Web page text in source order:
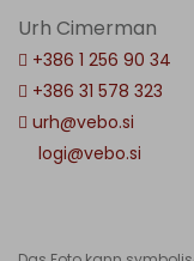
Urh Cimerman
+386 1 256 90 34
+386 31 578 323
urh@vebo.si
logi@vebo.si